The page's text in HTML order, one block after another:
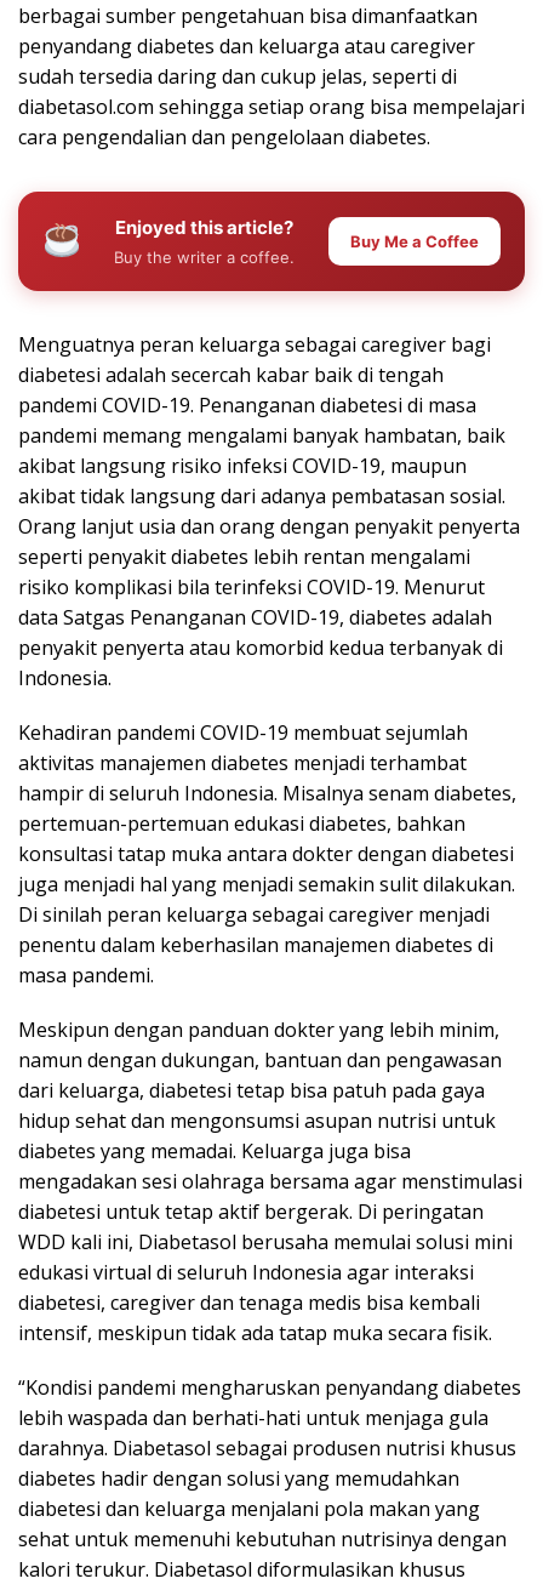
berbagai sumber pengetahuan bisa dimanfaatkan
penyandang diabetes dan keluarga atau caregiver
sudah tersedia daring dan cukup jelas, seperti di
diabetasol.com sehingga setiap orang bisa mempelajari
cara pengendalian dan pengelolaan diabetes.
Enjoyed this article?
Buy the writer a coffee.
Buy Me a Coffee
Menguatnya peran keluarga sebagai caregiver bagi
diabetesi adalah secercah kabar baik di tengah
pandemi COVID-19. Penanganan diabetesi di masa
pandemi memang mengalami banyak hambatan, baik
akibat langsung risiko infeksi COVID-19, maupun
akibat tidak langsung dari adanya pembatasan sosial.
Orang lanjut usia dan orang dengan penyakit penyerta
seperti penyakit diabetes lebih rentan mengalami
risiko komplikasi bila terinfeksi COVID-19. Menurut
data Satgas Penanganan COVID-19, diabetes adalah
penyakit penyerta atau komorbid kedua terbanyak di
Indonesia.
Kehadiran pandemi COVID-19 membuat sejumlah
aktivitas manajemen diabetes menjadi terhambat
hampir di seluruh Indonesia. Misalnya senam diabetes,
pertemuan-pertemuan edukasi diabetes, bahkan
konsultasi tatap muka antara dokter dengan diabetesi
juga menjadi hal yang menjadi semakin sulit dilakukan.
Di sinilah peran keluarga sebagai caregiver menjadi
penentu dalam keberhasilan manajemen diabetes di
masa pandemi.
Meskipun dengan panduan dokter yang lebih minim,
namun dengan dukungan, bantuan dan pengawasan
dari keluarga, diabetesi tetap bisa patuh pada gaya
hidup sehat dan mengonsumsi asupan nutrisi untuk
diabetes yang memadai. Keluarga juga bisa
mengadakan sesi olahraga bersama agar menstimulasi
diabetesi untuk tetap aktif bergerak. Di peringatan
WDD kali ini, Diabetasol berusaha memulai solusi mini
edukasi virtual di seluruh Indonesia agar interaksi
diabetesi, caregiver dan tenaga medis bisa kembali
intensif, meskipun tidak ada tatap muka secara fisik.
“Kondisi pandemi mengharuskan penyandang diabetes
lebih waspada dan berhati-hati untuk menjaga gula
darahnya. Diabetasol sebagai produsen nutrisi khusus
diabetes hadir dengan solusi yang memudahkan
diabetesi dan keluarga menjalani pola makan yang
sehat untuk memenuhi kebutuhan nutrisinya dengan
kalori terukur. Diabetasol diformulasikan khusus